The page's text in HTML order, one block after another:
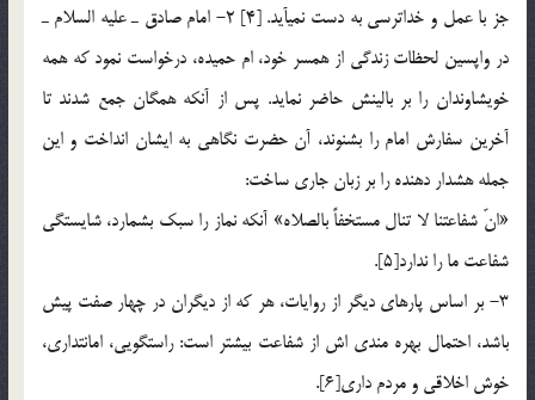
جز با عمل و خداترسي به دست نمي‏آيد. [4] 2- امام صادق ـ عليه السلام ـ
در واپسين لحظات زندگي از همسر خود، ام حميده، درخواست نمود كه همه
خويشاوندان را بر بالينش حاضر نمايد. پس از آن‏كه همگان جمع شدند تا
آخرين سفارش امام را بشنوند، آن حضرت نگاهي به ايشان انداخت و اين
جمله هشدار دهنده را بر زبان جاري ساخت:
«انّ شفاعتنا لا تنال مستخفاً بالصلاه» آن‏كه نماز را سبك بشمارد، شايستگي
شفاعت ما را ندارد[5].
3- بر اساس پاره‏اي ديگر از روايات، هر كه از ديگران در چهار صفت پيش
باشد، احتمال بهره مندي اش از شفاعت بيشتر است: راستگويي، امانتداري،
خوش اخلاقي و مردم داري[6].